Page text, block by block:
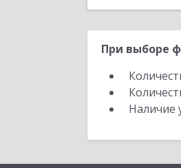
При выборе
Наличие